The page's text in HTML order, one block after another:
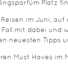
Platz
im Juni, auf
mit dabei und
neuesten Tipps
Must Haves im